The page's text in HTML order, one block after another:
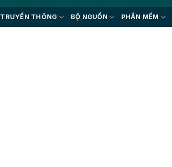
TRUYỀN THÔNG BỘ NGUỒN PHẦN MỀM